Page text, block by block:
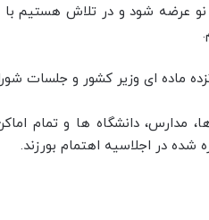
عرضه شود و در تلاش هستیم با
ماده ای وزیر کشور و جلسات
مدارس، دانشگاه ها و تمام
شده در اجلاسیه اهتمام بورزند.